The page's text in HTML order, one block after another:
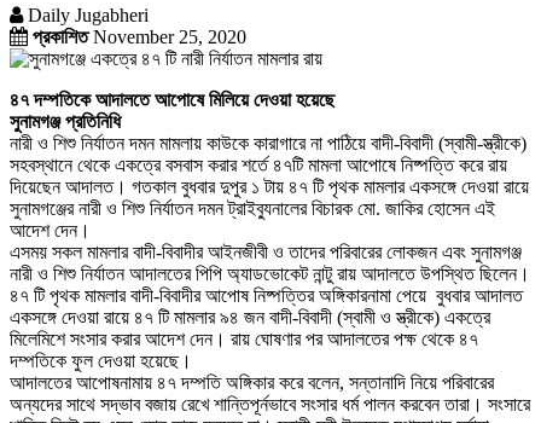
Daily Jugabheri
প্রকাশিতNovember 25, 2020
৪৭ দম্পতিকে আদালতে আপোষে মিলিয়ে দেওয়া হয়েছে
সুনামগঞ্জ প্রতিনিধি
নারী ও শিশু নির্যাতন দমন মামলায় কাউকে কারাগারে না পাঠিয়ে বাদী-বিবাদী (স্বামী-স্ত্রীকে)
সহবস্থানে থেকে একত্রে বসবাস করার শর্তে ৪৭টি মামলা আপোষে নিষ্পত্তি করে রায়
দিয়েছেন আদালত। গতকাল বুধবার দুপুর ১ টায় ৪৭ টি পৃথক মামলার একসঙ্গে দেওয়া রায়ে
সুনামগঞ্জের নারী ও শিশু নির্যাতন দমন ট্রাইব্যুনালের বিচারক মো. জাকির হোসেন এই
আদেশ দেন।
এসময় সকল মামলার বাদী-বিবাদীর আইনজীবী ও তাদের পরিবারের লোকজন এবং সুনামগঞ্জ
নারী ও শিশু নির্যাতন আদালতের পিপি অ্যাডভোকেট নান্টু রায় আদালতে উপস্থিত ছিলেন।
৪৭ টি পৃথক মামলার বাদী-বিবাদীর আপোষ নিষ্পত্তির অঙ্গিকারনামা পেয়ে বুধবার আদালত
একসঙ্গে দেওয়া রায়ে ৪৭ টি মামলার ৯৪ জন বাদী-বিবাদী (স্বামী ও স্ত্রীকে) একত্রে
মিলেমিশে সংসার করার আদেশ দেন। রায় ঘোষণার পর আদালতের পক্ষ থেকে ৪৭
দম্পতিকে ফুল দেওয়া হয়েছে।
আদালতের আপোষনামায় ৪৭ দম্পতি অঙ্গিকার করে বলেন, সন্তানাদি নিয়ে পরিবারের
অন্যদের সাথে সদ্ভাব বজায় রেখে শান্তিপূর্নভাবে সংসার ধর্ম পালন করবেন তারা। সংসারে